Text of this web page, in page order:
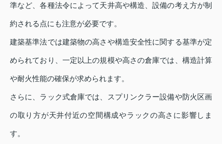
準など、各種法令によって天井高や構造、設備の考え方が制
約される点にも注意が必要です。
建築基準法では建築物の高さや構造安全性に関する基準が定
められており、一定以上の規模や高さの倉庫では、構造計算
や耐火性能の確保が求められます。
さらに、ラック式倉庫では、スプリンクラー設備や防火区画
の取り方が天井付近の空間構成やラックの高さに影響しま
す。